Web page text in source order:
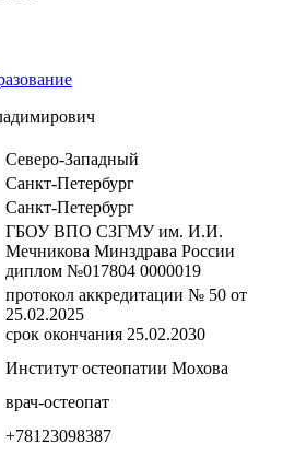
Северо-Западный
Санкт-Петербург
Санкт-Петербург
ГБОУ ВПО СЗГМУ им. И.И.
Мечникова Минздрава России
диплом №017804 0000019
протокол аккредитации № 50 от
25.02.2025
срок окончания 25.02.2030
Институт остеопатии Мохова
врач-остеопат
+78123098387